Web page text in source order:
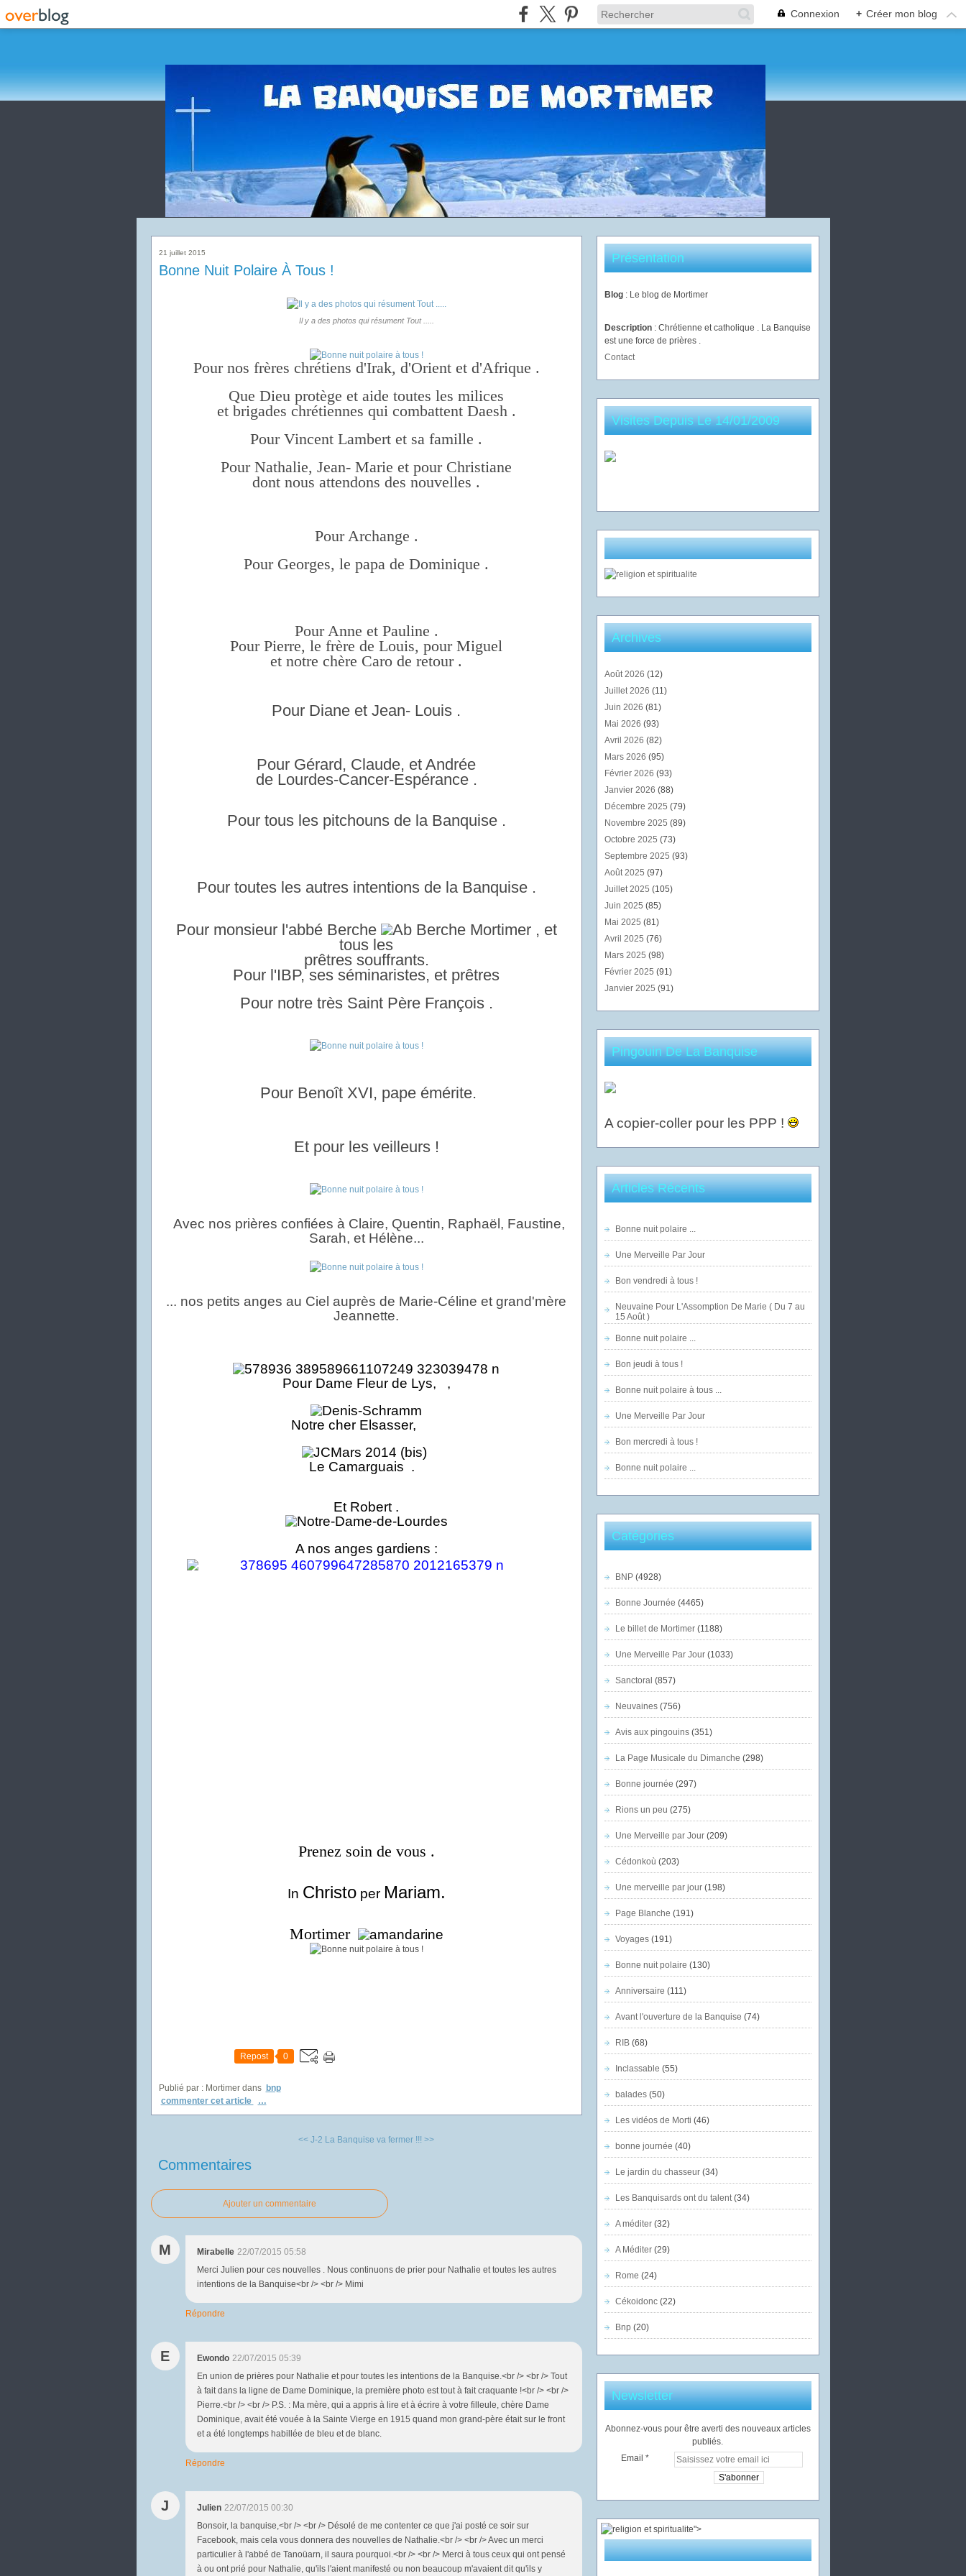
Connexion + Créer mon blog
21 juillet 2015
Bonne Nuit Polaire À Tous !
Il y a des photos qui résument Tout .....
Pour nos frères chrétiens d'Irak, d'Orient et d'Afrique .
Que Dieu protège et aide toutes les milices
et brigades chrétiennes qui combattent Daesh .
Pour Vincent Lambert et sa famille .
Pour Nathalie, Jean- Marie et pour Christiane
dont nous attendons des nouvelles .
Pour Archange .
Pour Georges, le papa de Dominique .
Pour Anne et Pauline .
Pour Pierre, le frère de Louis, pour Miguel
et notre chère Caro de retour .
Pour Diane et Jean- Louis .
Pour Gérard, Claude, et Andrée
de Lourdes-Cancer-Espérance .
Pour tous les pitchouns de la Banquise .
Pour toutes les autres intentions de la Banquise .
Pour monsieur l'abbé Berche
, et
tous les
prêtres souffrants.
Pour l'IBP, ses séminaristes, et prêtres
Pour notre très Saint Père François .
Pour Benoît XVI, pape émérite.
Et pour les veilleurs !
Avec nos prières confiées à Claire, Quentin, Raphaël, Faustine,
Sarah, et Hélène...
... nos petits anges au Ciel auprès de Marie-Céline et grand'mère
Jeannette.
Pour Dame Fleur de Lys, ,
Notre cher Elsasser,
Le Camarguais .
Et Robert .
A nos anges gardiens :
Prenez soin de vous .
In Christoper Mariam.
Mortimer
Repost 0
Publié par : Mortimer dans bnp
commenter cet article
…
<< J-2 La Banquise va fermer !!! >>
Commentaires
Ajouter un commentaire
M Mirabelle 22/07/2015 05:58
Merci Julien pour ces nouvelles . Nous continuons de prier pour Nathalie et toutes les autres
intentions de la Banquise<br /> <br /> Mimi
Répondre
E Ewondo 22/07/2015 05:39
En union de prières pour Nathalie et pour toutes les intentions de la Banquise.<br /> <br /> Tout
à fait dans la ligne de Dame Dominique, la première photo est tout à fait craquante !<br /> <br />
Pierre.<br /> <br /> P.S. : Ma mère, qui a appris à lire et à écrire à votre filleule, chère Dame
Dominique, avait été vouée à la Sainte Vierge en 1915 quand mon grand-père était sur le front
et a été longtemps habillée de bleu et de blanc.
Répondre
J Julien 22/07/2015 00:30
Bonsoir, la banquise,<br /> <br /> Désolé de me contenter ce que j'ai posté ce soir sur
Facebook, mais cela vous donnera des nouvelles de Nathalie.<br /> <br /> Avec un merci
particulier à l'abbé de Tanoüarn, il saura pourquoi.<br /> <br /> Merci à tous ceux qui ont pensé
à ou ont prié pour Nathalie, qu'ils l'aient manifesté ou non beaucoup m'avaient dit qu'ils y
Présentation
Blog : Le blog de Mortimer
Description : Chrétienne et catholique . La Banquise
est une force de prières .
Contact
Visites Depuis Le 14/01/2009
Archives
Août 2026 (12)
Juillet 2026 (11)
Juin 2026 (81)
Mai 2026 (93)
Avril 2026 (82)
Mars 2026 (95)
Février 2026 (93)
Janvier 2026 (88)
Décembre 2025 (79)
Novembre 2025 (89)
Octobre 2025 (73)
Septembre 2025 (93)
Août 2025 (97)
Juillet 2025 (105)
Juin 2025 (85)
Mai 2025 (81)
Avril 2025 (76)
Mars 2025 (98)
Février 2025 (91)
Janvier 2025 (91)
Pingouin De La Banquise
A copier-coller pour les PPP !
Articles Récents
Bonne nuit polaire ...
Une Merveille Par Jour
Bon vendredi à tous !
Neuvaine Pour L'Assomption De Marie ( Du 7 au
15 Août )
Bonne nuit polaire ...
Bon jeudi à tous !
Bonne nuit polaire à tous ...
Une Merveille Par Jour
Bon mercredi à tous !
Bonne nuit polaire ...
Catégories
BNP(4928)
Bonne Journée (4465)
Le billet de Mortimer(1188)
Une Merveille Par Jour(1033)
Sanctoral (857)
Neuvaines(756)
Avis aux pingouins(351)
La Page Musicale du Dimanche (298)
Bonne journée (297)
Rions un peu (275)
Une Merveille par Jour(209)
Cédonkoù (203)
Une merveille par jour(198)
Page Blanche (191)
Voyages(191)
Bonne nuit polaire (130)
Anniversaire (111)
Avant l'ouverture de la Banquise (74)
RIB(68)
Inclassable (55)
balades(50)
Les vidéos de Morti (46)
bonne journée (40)
Le jardin du chasseur(34)
Les Banquisards ont du talent(34)
A méditer(32)
A Méditer(29)
Rome (24)
Cékoidonc(22)
Bnp (20)
Newsletter
Abonnez-vous pour être averti des nouveaux articles
publiés.
Email
">